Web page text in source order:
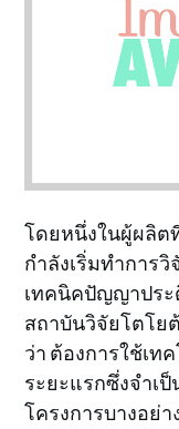
โดยหนึ่งในผู้ผลิต
กำลังเริ่มทำการ
เทคนิคปัญญาประ
สถาบันวิจัยโตโย
ว่า ต้องการใช้เ
ระยะแรกซึ่งจำเ
โครงการบางอย่